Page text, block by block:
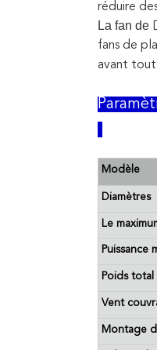
réduire
La fan de
fans de
avant
Modèle
Diamètres
Le
Puissance
Poids total
Vent
Montage